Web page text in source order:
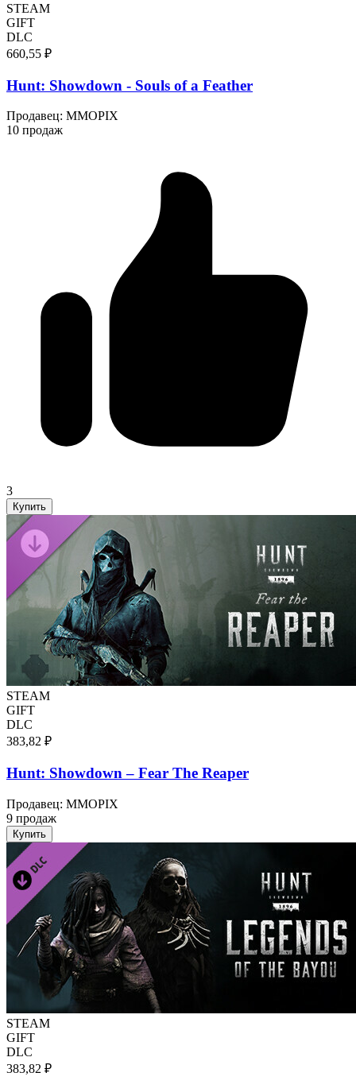
STEAM
GIFT
DLC
660,55 ₽
Hunt: Showdown - Souls of a Feather
Продавец: MMOPIX
10 продаж
3
Купить
STEAM
GIFT
DLC
383,82 ₽
Hunt: Showdown – Fear The Reaper
Продавец: MMOPIX
9 продаж
Купить
STEAM
GIFT
DLC
383,82 ₽